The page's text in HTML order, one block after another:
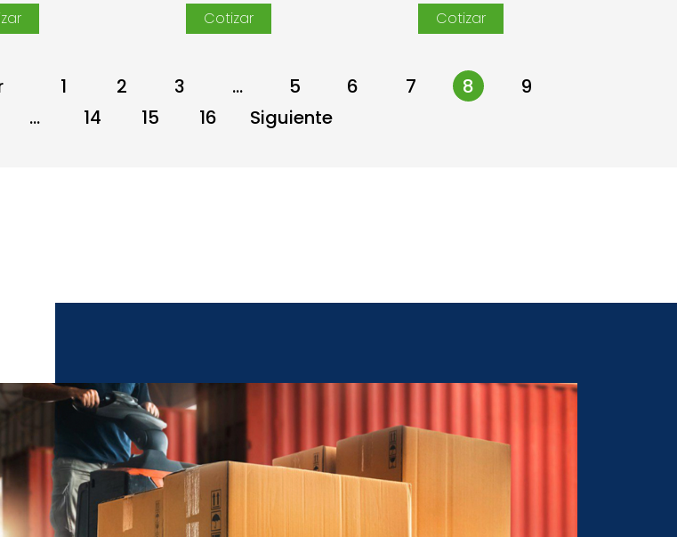
1 2 3 … 5 6 7 8
9
… 14 15 16